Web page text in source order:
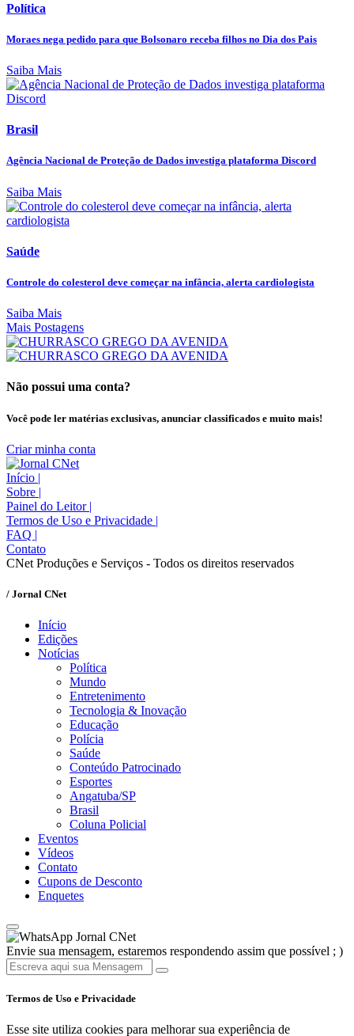
Política
Moraes nega pedido para que Bolsonaro receba filhos no Dia dos Pais
Saiba Mais
Brasil
Agência Nacional de Proteção de Dados investiga plataforma Discord
Saiba Mais
Saúde
Controle do colesterol deve começar na infância, alerta cardiologista
Saiba Mais
Mais Postagens
Não possui uma conta?
Você pode ler matérias exclusivas, anunciar classificados e muito mais!
Criar minha conta
Início |
Sobre |
Painel do Leitor |
Termos de Uso e Privacidade |
FAQ |
Contato
CNet Produções e Serviços - Todos os direitos reservados
/ Jornal CNet
Início
Edições
Notícias
Política
Mundo
Entretenimento
Tecnologia & Inovação
Educação
Polícia
Saúde
Conteúdo Patrocinado
Esportes
Angatuba/SP
Brasil
Coluna Policial
Eventos
Vídeos
Contato
Cupons de Desconto
Enquetes
Jornal CNet
Envie sua mensagem, estaremos respondendo assim que possível ; )
Termos de Uso e Privacidade
Esse site utiliza cookies para melhorar sua experiência de